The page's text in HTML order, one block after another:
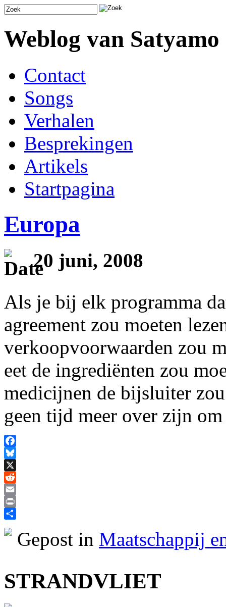
Weblog van Satyamo
Contact
Songs
Verhalen
Besprekingen
Artikels
Startpagina
Europa
20 juni, 2008
Als je bij elk programma
agreement zou moeten
verkoopvoorwaarden zou
eet de ingrediënten zou
medicijnen de bijsluiter
geen tijd meer over zijn
Facebook
Bluesky
X
Reddit
Email
Print
Gepost in Maatschappij
STRANDVLIET